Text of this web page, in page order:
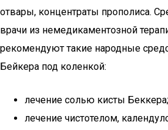
отвары, концентраты прополиса.
врачи из немедикаментозной
рекомендуют такие народные
Бейкера под коленкой:
лечение солью кисты Беккера;
лечение чистотелом,